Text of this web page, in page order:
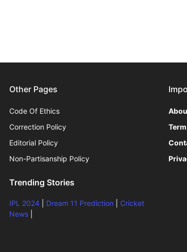
Other Pages
Code Of Ethics
Correction Policy
Editorial Policy
Non-Partisanship Policy
Trending Stories
IPL 2024 Dream 11 Prediction
Cricket
News